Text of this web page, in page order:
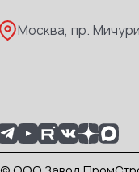
Москва, пр.